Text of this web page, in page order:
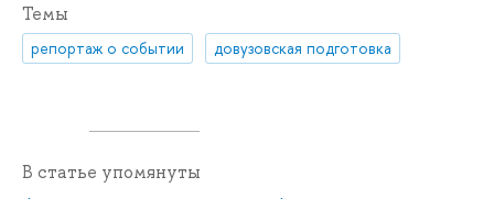
Темы
репортаж о событии довузовская подготовка
В статье упомянуты